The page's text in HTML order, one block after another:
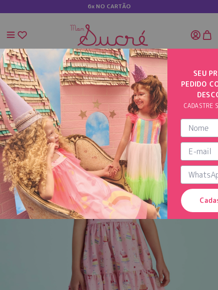
6x NO CARTÃO
INÍCIO VESTIDO COM ESTAMPA DE ANIVERSÁRIO
SEU
PEDIDO
CADASTRE